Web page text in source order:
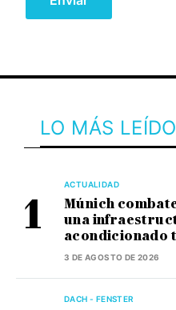
LO MÁS LEÍDO
ACTUALIDAD
Múnich
una
acondicionado
3 DE AGOSTO DE 2026
DACH - FENSTER